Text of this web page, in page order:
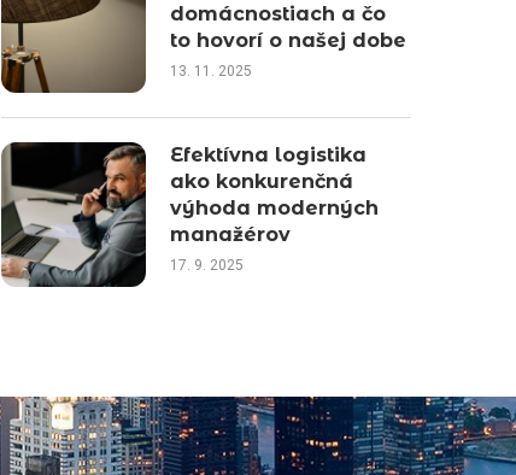
domácnostiach a čo
to hovorí o našej dobe
13. 11. 2025
Efektívna logistika
ako konkurenčná
výhoda moderných
manažérov
17. 9. 2025